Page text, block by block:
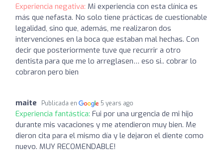
Experiencia negativa: Mi experiencia con esta clínica es
más que nefasta. No solo tiene prácticas de cuestionable
legalidad, sino que, además, me realizaron dos
intervenciones en la boca que estaban mal hechas. Con
decir que posteriormente tuve que recurrir a otro
dentista para que me lo arreglasen… eso si.. cobrar lo
cobraron pero bien
maite Publicada en 5 years ago
Experiencia fantástica: Fui por una urgencia de mi hijo
durante mis vacaciones y me atendieron muy bien. Me
dieron cita para el mismo día y le dejaron el diente como
nuevo. MUY RECOMENDABLE!